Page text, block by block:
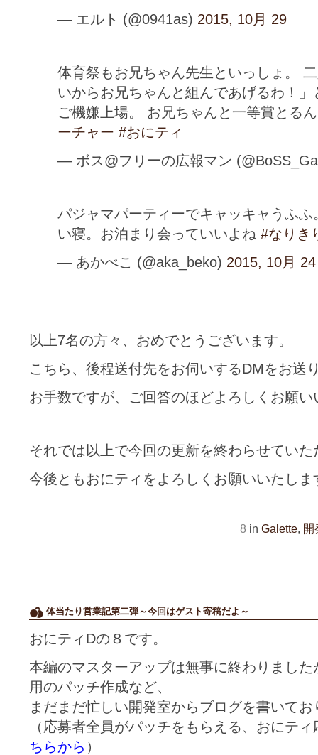
— エルト (@0941as) 2015, 10月 29
体育祭もお兄ちゃん先生といっしょ。
いからお兄ちゃんと組んであげるわ！
ご機嫌上場。 お兄ちゃんと一等賞とる
ーチャー #おにティ
— ボス@フリーの広報マン
パジャマパーティーでキャッキャうふ
い寝。お泊まり会っていいよね #なりき
— あかべこ (@aka_beko) 2015, 10月 24
以上7名の方々、おめでとうございます。
こちら、後程送付先をお伺いするDMをお送
お手数ですが、ご回答のほどよろしくお願い
それでは以上で今回の更新を終わらせていた
今後ともおにティをよろしくお願いいたしま
8 in Galette, 開
体当たり営業記第二弾～今回はゲスト寄稿だよ～
おにティDの８です。
本編のマスターアップは無事に終わりまし
用のパッチ作成など、
まだまだ忙しい開発室からブログを書いてお
（応募者全員がパッチをもらえる、おにテ
ちらから ）